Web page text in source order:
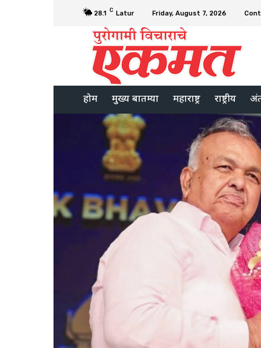
28.1 C Latur Friday, August 7, 2026
होम मुख्य बातम्या महाराष्ट्र राष्ट्रीय